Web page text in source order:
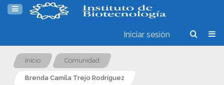
Iniciar sesión
Inicio Comunidad
Brenda Camila Trejo Rodríguez